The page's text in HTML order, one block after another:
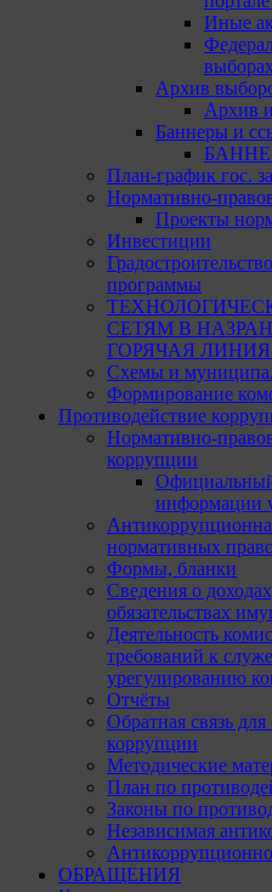
Иные
Архив
Архив
Баннеры и
План-график гос.
Нормативно-
Проекты
Инвестиции
программы
СЕТЯМ В
ГОРЯЧАЯ ЛИНИЯ
Схемы и
Формирование
Противодействие
Нормативно-
коррупции
Официальный
информации
нормативных
Формы, бланки
Сведения о
обязательствах
Деятельность
требований к
урегулированию
Отчёты
Обратная связь
коррупции
Методические
План по
Законы по
Независимая
ОБРАЩЕНИЯ